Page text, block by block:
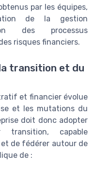
par les équipes,
de la gestion
des processus
risques financiers.
transition et du
et financier évolue
et les mutations du
doit donc adopter
capable
et de fédérer autour de
de :